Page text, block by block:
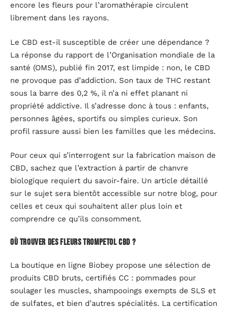
encore les fleurs pour l’aromathérapie circulent
librement dans les rayons.
Le CBD est-il susceptible de créer une dépendance ?
La réponse du rapport de l’Organisation mondiale de la
santé (OMS), publié fin 2017, est limpide : non, le CBD
ne provoque pas d’addiction. Son taux de THC restant
sous la barre des 0,2 %, il n’a ni effet planant ni
propriété addictive. Il s’adresse donc à tous : enfants,
personnes âgées, sportifs ou simples curieux. Son
profil rassure aussi bien les familles que les médecins.
Pour ceux qui s’interrogent sur la fabrication maison de
CBD, sachez que l’extraction à partir de chanvre
biologique requiert du savoir-faire. Un article détaillé
sur le sujet sera bientôt accessible sur notre blog, pour
celles et ceux qui souhaitent aller plus loin et
comprendre ce qu’ils consomment.
Où trouver des fleurs Trompetol CBD ?
La boutique en ligne Biobey propose une sélection de
produits CBD bruts, certifiés CC : pommades pour
soulager les muscles, shampooings exempts de SLS et
de sulfates, et bien d’autres spécialités. La certification